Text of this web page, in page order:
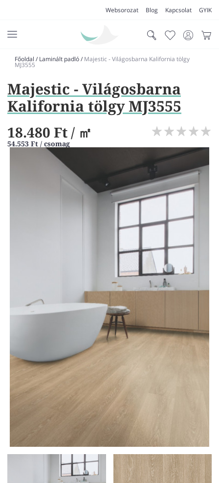
Websorozat Blog Kapcsolat GYIK
AKCIÓK
SZŐNYEG
PADLÓSZŐNYEG
MŰFŰ
VÍZÁLLÓ PADLÓ
LAMINÁLT PADLÓ
FUTÓSZŐNYEG
LÁBTÖRLŐ
VINYL FALBURKOLAT
Főoldal / Laminált padló/ Majestic - Világosbarna Kalifornia tölgy
MJ3555
Majestic - Világosbarna
Kalifornia tölgy MJ3555
18.480 Ft / ㎡
54.553 Ft / csomag